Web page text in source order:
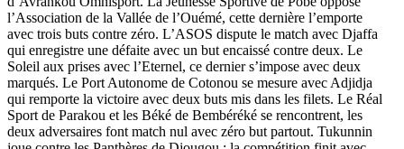
l’Association de la Vallée de l’Ouémé, cette dernière l’emporte
avec trois buts contre zéro. L’ASOS dispute le match avec Djaffa
qui enregistre une défaite avec un but encaissé contre deux. Le
Soleil aux prises avec l’Eternel, ce dernier s’impose avec deux
marqués. Le Port Autonome de Cotonou se mesure avec Adjidja
qui remporte la victoire avec deux buts mis dans les filets. Le Réal
Sport de Parakou et les Béké de Bembéréké se rencontrent, les
deux adversaires font match nul avec zéro but partout. Tukunnin